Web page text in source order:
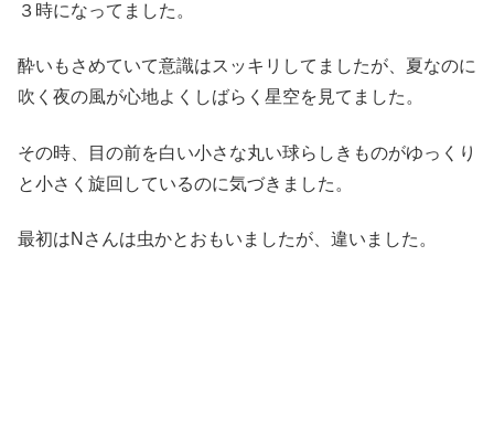
３時になってました。
酔いもさめていて意識はスッキリしてましたが、夏なのに
吹く夜の風が心地よくしばらく星空を見てました。
その時、目の前を白い小さな丸い球らしきものがゆっくり
と小さく旋回しているのに気づきました。
最初はNさんは虫かとおもいましたが、違いました。